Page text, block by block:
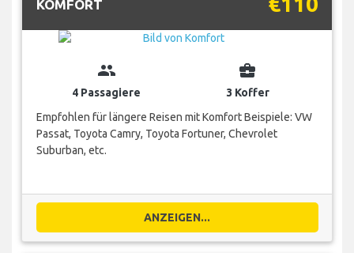
KOMFORT
group
4 Passagiere
business_center
3 Koffer
Empfohlen für längere Reisen mit Komfort Beispiele: VW
Passat, Toyota Camry, Toyota Fortuner, Chevrolet
Suburban, etc.
ANZEIGEN...